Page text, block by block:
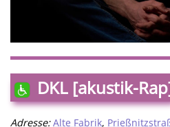
DKL [akustik-
Adresse: Alte Fabrik,